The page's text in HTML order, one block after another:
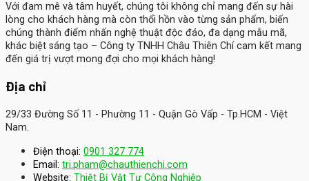
Với đam mê và tâm huyết, chúng tôi không chỉ mang đến sự hài
lòng cho khách hàng mà còn thổi hồn vào từng sản phẩm, biến
chúng thành điểm nhấn nghệ thuật độc đáo, đa dạng mẫu mã,
khác biệt sáng tạo – Công ty TNHH Châu Thiên Chí cam kết mang
đến giá trị vượt mong đợi cho mọi khách hàng!
Địa chỉ
29/33 Đường Số 11 - Phường 11 - Quận Gò Vấp - Tp.HCM - Việt
Nam.
Điện thoại: 0901 327 774
Email: tri.pham@chauthienchi.com
Website: Thiệt Bị Vật Tư Công Nghiệp